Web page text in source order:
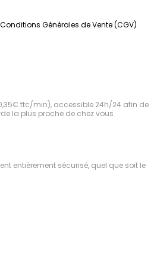
Conditions Générales de Vente (CGV)
ttc/min), accessible 24h/24 afin de
la plus proche de chez vous
entièrement sécurisé, quel que soit le